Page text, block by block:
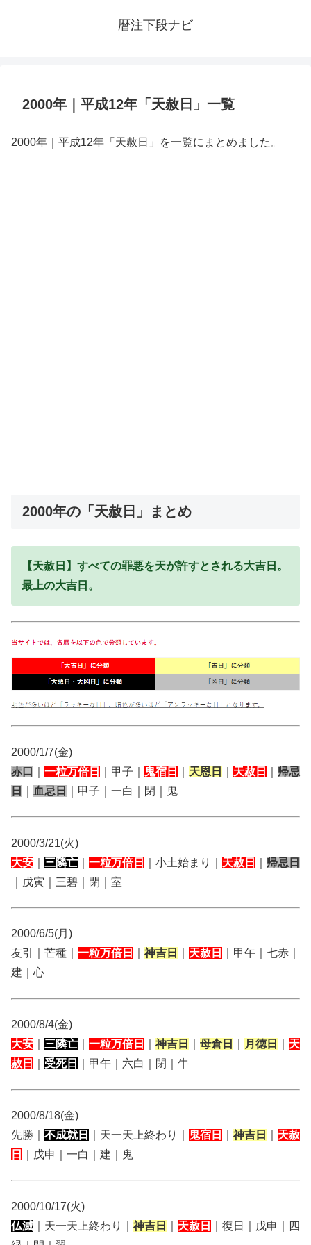
暦注下段ナビ
2000年｜平成12年「天赦日」一覧
2000年｜平成12年「天赦日」を一覧にまとめました。
2000年の「天赦日」まとめ
【天赦日】すべての罪悪を天が許すとされる大吉日。
最上の大吉日。
2000/1/7(金)
赤口
一粒万倍日 ｜甲子｜ 鬼宿日 天恩日 天赦日
帰忌
日
血忌日 ｜甲子｜一白｜閉｜鬼
2000/3/21(火)
大安
三隣亡 一粒万倍日 ｜小土始まり｜ 天赦日
帰忌日
｜戊寅｜三碧｜閉｜室
2000/6/5(月)
友引｜芒種｜ 一粒万倍日 神吉日 天赦日
｜甲午｜七赤｜
建｜心
2000/8/4(金)
大安
三隣亡 一粒万倍日 神吉日 母倉日 月徳日
天
赦日
受死日 ｜甲午｜六白｜閉｜牛
2000/8/18(金)
先勝｜ 不成就日 ｜天一天上終わり｜ 鬼宿日 神吉日
天赦
日
｜戊申｜一白｜建｜鬼
2000/10/17(火)
仏滅 ｜天一天上終わり｜ 神吉日 天赦日
｜復日｜戊申｜四